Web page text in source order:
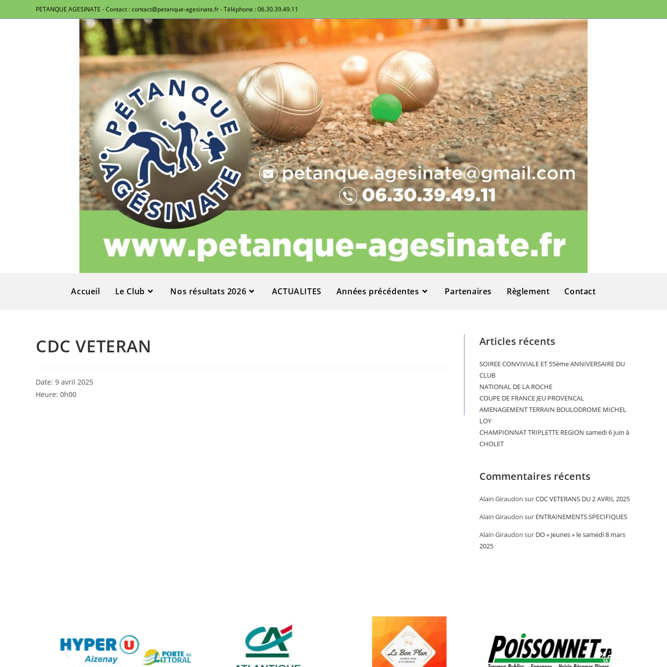
PETANQUE AGESINATE - Contact : contact@petanque-agesinate.fr - Téléphone : 06.30.39.49.11
Accueil Le Club Nos résultats 2026 ACTUALITES Années précédentes Partenaires Règlement Contact
CDC VETERAN
Date: 9 avril 2025
Heure: 0h00
Articles récents
SOIREE CONVIVIALE ET 55ème ANNIVERSAIRE DU
CLUB
NATIONAL DE LA ROCHE
COUPE DE FRANCE JEU PROVENCAL
AMENAGEMENT TERRAIN BOULODROME MICHEL
LOY
CHAMPIONNAT TRIPLETTE REGION samedi 6 juin à
CHOLET
Commentaires récents
Alain Giraudon surCDC VETERANS DU 2 AVRIL 2025
Alain Giraudon sur ENTRAINEMENTS SPECIFIQUES
Alain Giraudon sur DO « Jeunes » le samedi 8 mars
2025